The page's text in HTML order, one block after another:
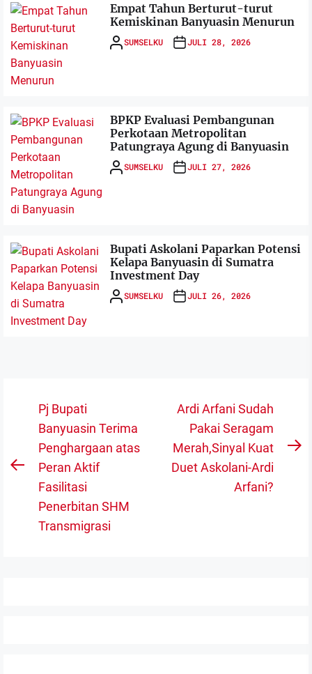
Empat Tahun Berturut-turut
Kemiskinan Banyuasin Menurun
SUMSELKU JULI 28, 2026
BPKP Evaluasi Pembangunan
Perkotaan Metropolitan
Patungraya Agung di Banyuasin
SUMSELKU JULI 27, 2026
Bupati Askolani Paparkan Potensi
Kelapa Banyuasin di Sumatra
Investment Day
SUMSELKU JULI 26, 2026
Navigasi
pos
Previous
Pj Bupati
Banyuasin Terima
Penghargaan atas
Peran Aktif
Fasilitasi
Penerbitan SHM
Transmigrasi
Ardi Arfani Sudah
Pakai Seragam
Merah,Sinyal Kuat
Duet Askolani-Ardi
Arfani?